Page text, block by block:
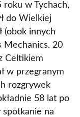
roku w Tychach,
do Wielkiej
(obok innych
Mechanics. 20
Celtikiem
w przegranym
rozgrywek
58 lat po
spotkanie na